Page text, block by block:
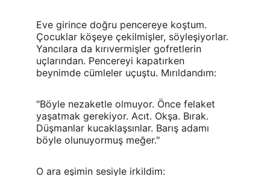
Eve girince doğru pencereye koştum.
Çocuklar köşeye çekilmişler, söyleşiyorlar.
Yancılara da kırıvermişler gofretlerin
uçlarından. Pencereyi kapatırken
beynimde cümleler uçuştu. Mırıldandım:
"Böyle nezaketle olmuyor. Önce felaket
yaşatmak gerekiyor. Acıt. Okşa. Bırak.
Düşmanlar kucaklaşsınlar. Barış adamı
böyle olunuyormuş meğer."
O ara eşimin sesiyle irkildim: